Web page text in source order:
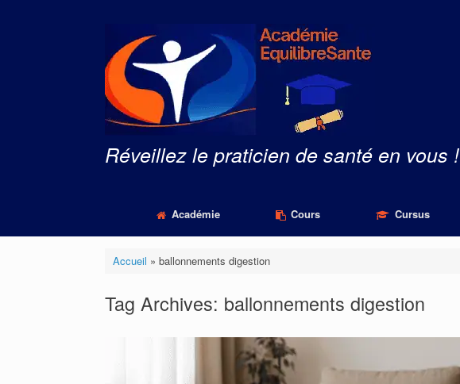
Réveillez le praticien de santé en vous !
Académie Cours Cursus
Accueil » ballonnements digestion
Tag Archives: ballonnements digestion